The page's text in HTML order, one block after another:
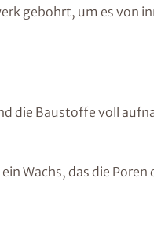
gebohrt, um es von
die Baustoffe voll
Wachs, das die